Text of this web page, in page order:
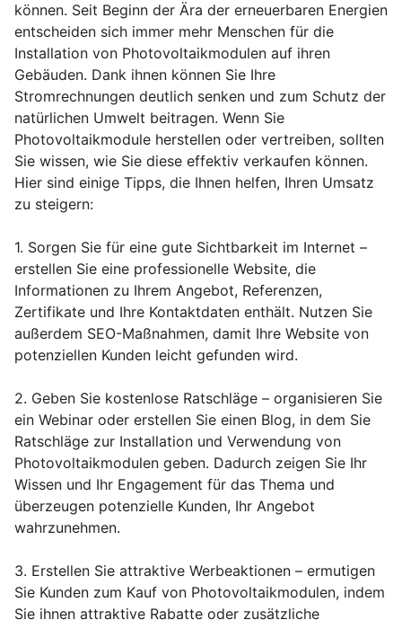
können. Seit Beginn der Ära der erneuerbaren Energien
entscheiden sich immer mehr Menschen für die
Installation von Photovoltaikmodulen auf ihren
Gebäuden. Dank ihnen können Sie Ihre
Stromrechnungen deutlich senken und zum Schutz der
natürlichen Umwelt beitragen. Wenn Sie
Photovoltaikmodule herstellen oder vertreiben, sollten
Sie wissen, wie Sie diese effektiv verkaufen können.
Hier sind einige Tipps, die Ihnen helfen, Ihren Umsatz
zu steigern:
1. Sorgen Sie für eine gute Sichtbarkeit im Internet –
erstellen Sie eine professionelle Website, die
Informationen zu Ihrem Angebot, Referenzen,
Zertifikate und Ihre Kontaktdaten enthält. Nutzen Sie
außerdem SEO-Maßnahmen, damit Ihre Website von
potenziellen Kunden leicht gefunden wird.
2. Geben Sie kostenlose Ratschläge – organisieren Sie
ein Webinar oder erstellen Sie einen Blog, in dem Sie
Ratschläge zur Installation und Verwendung von
Photovoltaikmodulen geben. Dadurch zeigen Sie Ihr
Wissen und Ihr Engagement für das Thema und
überzeugen potenzielle Kunden, Ihr Angebot
wahrzunehmen.
3. Erstellen Sie attraktive Werbeaktionen – ermutigen
Sie Kunden zum Kauf von Photovoltaikmodulen, indem
Sie ihnen attraktive Rabatte oder zusätzliche